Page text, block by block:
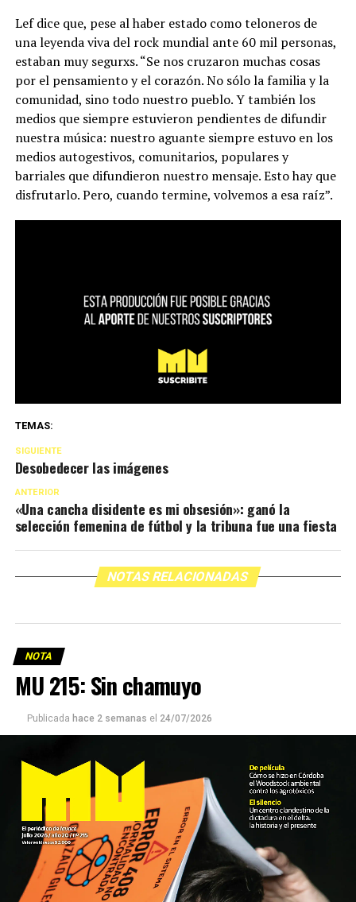
Lef dice que, pese al haber estado como teloneros de
una leyenda viva del rock mundial ante 60 mil personas,
estaban muy segurxs. “Se nos cruzaron muchas cosas
por el pensamiento y el corazón. No sólo la familia y la
comunidad, sino todo nuestro pueblo. Y también los
medios que siempre estuvieron pendientes de difundir
nuestra música: nuestro aguante siempre estuvo en los
medios autogestivos, comunitarios, populares y
barriales que difundieron nuestro mensaje. Esto hay que
disfrutarlo. Pero, cuando termine, volvemos a esa raíz”.
TEMAS:
SIGUIENTE
Desobedecer las imágenes
ANTERIOR
«Una cancha disidente es mi obsesión»: ganó la
selección femenina de fútbol y la tribuna fue una fiesta
NOTAS RELACIONADAS
NOTA
MU 215: Sin chamuyo
Publicada hace 2 semanas el 24/07/2026